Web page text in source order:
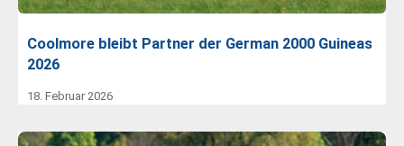
Coolmore bleibt Partner der German 2000 Guineas
2026
18. Februar 2026